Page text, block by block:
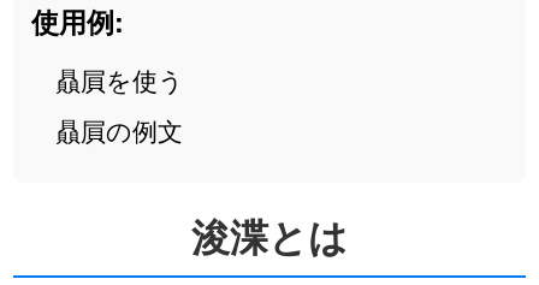
使用例:
贔屓を使う
贔屓の例文
浚渫とは